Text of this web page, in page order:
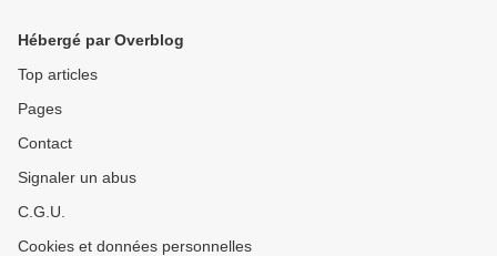
Hébergé par Overblog
Top articles
Pages
Contact
Signaler un abus
C.G.U.
Cookies et données personnelles